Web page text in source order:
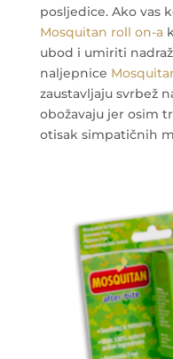
posljedice. Ako vas
Mosquitan roll on-a
ubod i umiriti
naljepnice
zaustavljaju svrbež
obožavaju jer osim
otisak simpatičnih